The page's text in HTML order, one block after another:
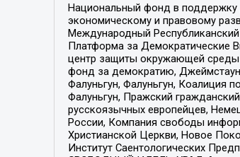
Национальный фонд в поддержку
экономическому и правовому
Международный Республиканский
Платформа за Демократические
центр защиты окружающей среды
фонд за демократию,
Фалуньгун, Фалуньгун, Коалиция
Фалуньгун, Пражский
русскоязычных европейцев,
России, Компания свободы
Христианской Церкви, Новое
Институт Саентологических